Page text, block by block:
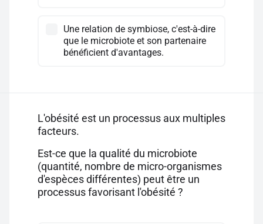
Une relation de symbiose, c'est-à-dire
que le microbiote et son partenaire
bénéficient d'avantages.
L'obésité est un processus aux multiples
facteurs.
Est-ce que la qualité du microbiote
(quantité, nombre de micro-organismes
d'espèces différentes) peut être un
processus favorisant l'obésité ?